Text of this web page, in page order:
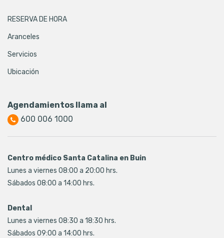
RESERVA DE HORA
Aranceles
Servicios
Ubicación
Agendamientos llama al
600 006 1000
Centro médico Santa Catalina en Buin
Lunes a viernes 08:00 a 20:00 hrs.
Sábados 08:00 a 14:00 hrs.
Dental
Lunes a viernes 08:30 a 18:30 hrs.
Sábados 09:00 a 14:00 hrs.